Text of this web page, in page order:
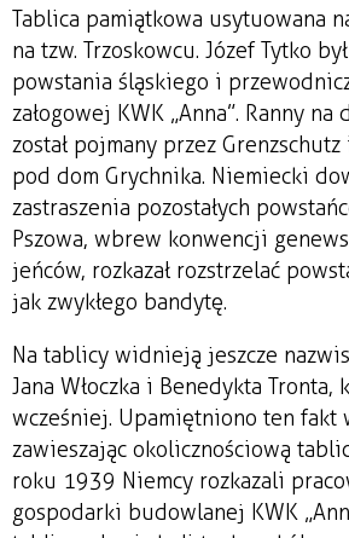
Tablica pamiątkowa usytuowana
na tzw. Trzoskowcu. Józef Tytko
powstania śląskiego i
załogowej KWK „Anna”. Ranny
został pojmany przez
pod dom Grychnika. Niemiecki
zastraszenia pozostałych
Pszowa, wbrew konwencji
jeńców, rozkazał rozstrzelać
jak zwykłego bandytę.
Na tablicy widnieją jeszcze
Jana Włoczka i Benedykta Tronta,
wcześniej. Upamiętniono ten fakt
zawieszając okolicznościową
roku 1939 Niemcy rozkazali
gospodarki budowlanej KWK